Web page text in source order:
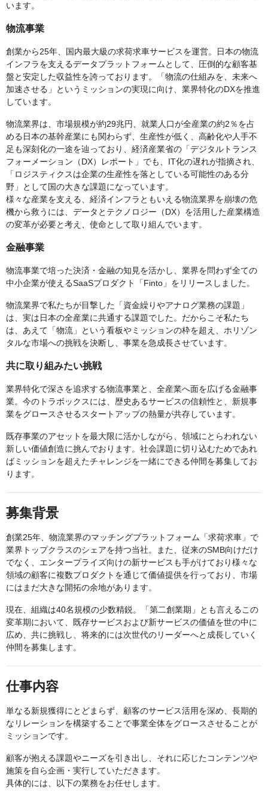
います。
物流事業
創業から25年、国内最大級の求荷求車サービスを運営。日本の物流
インフラを支えるデータプラットフォームとして、圧倒的な顧客基
盤と安定した収益性を誇っております。「物流の仕組みを、未来へ
加速させる」というミッションの実現に向け、業界特化のDXを推進
しています。
物流業界は、市場規模が約29兆円、就業人口が全産業の約2％を占
める日本の基幹産業にも関わらず、生産性が低く、高齢化や人手不
足も深刻化の一途を辿っており、経済産業省の「デジタルトランス
フォーメーション（DX）レポート」でも、IT化の遅れが指摘され、
「ロジスティクスは企業の生産性を落としている可能性のある分
野」として国の大きな課題になっています。
様々な産業を支える、経済インフラともいえる物流業界を崩壊の危
機から救うには、データとテクノロジー（DX）を活用した産業構造
の変革が必要と考え、使命として取り組んでいます。
金融事業
物流事業で培った決済・金融の知見を活かし、業界を問わず全ての
中小企業が使えるSaaSプロダクト「Finto」をリリースしました。
物流業界で私たちが目撃した「資金繰りやアナログ業務の課題」
は、実は日本の全産業に共通する課題でした。だからこそ私たち
は、あえて「物流」という看板やミッションの枠を超え、ホリゾン
タルな市場への挑戦を決断し、事業を急成長させています。
共に取り組みたい挑戦
業界特化で深さを追求する物流事業と、全産業へ面を広げる金融事
業。今のトラボックスには、歴史あるサービスの信頼性と、新規事
業をグロースさせるスタートアップの熱量が共存しています。
既存事業のアセットを最大限に活かしながら、領域にとらわれない
新しい価値創造に挑んでおります。社会課題に切り込むためであれ
ばミッションを超えたチャレンジを一緒にできる仲間を募集してお
ります。
募集背景
創業25年、物流業界のマッチングプラットフォーム「求荷求車」で
業界トップクラスのシェアを持つ当社。また、従来のSMB向けだけ
でなく、エンタープライズ向けの新サービスも手がけており様々な
領域の顧客に複数プロダクトを通じて価値提供を行っており、市場
にはまだ大きな開拓の余地があります。
現在、組織は40名規模の少数精鋭。「第二創業期」とも言えるこの
変革期において、既存サービスおよび新サービスの価値を世の中に
広め、共に挑戦し、将来的には次世代のリーダーへと成長していく
仲間を募集します。
仕事内容
単なる新規獲得にとどまらず、顧客のサービス活用を深め、長期的
なリレーションを構築することで事業全体をグロースさせることが
ミッションです。
顧客が抱える課題やニーズを引き出し、それに応じたコンテンツや
施策を自ら企画・実行していただきます。
具体的には、以下の業務をお任せします。